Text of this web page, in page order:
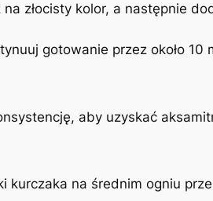
złocisty kolor, a następnie
gotowanie przez około 10
aby uzyskać
na średnim ogniu